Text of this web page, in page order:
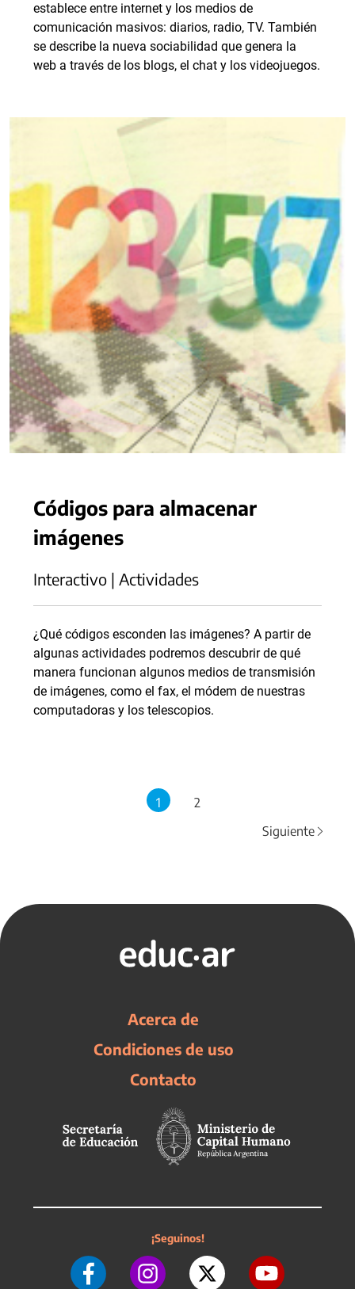
establece entre internet y los medios de
comunicación masivos: diarios, radio, TV. También
se describe la nueva sociabilidad que genera la
web a través de los blogs, el chat y los videojuegos.
Códigos para almacenar
imágenes
Interactivo | Actividades
¿Qué códigos esconden las imágenes? A partir de
algunas actividades podremos descubrir de qué
manera funcionan algunos medios de transmisión
de imágenes, como el fax, el módem de nuestras
computadoras y los telescopios.
1
2
Siguiente
Acerca de
Condiciones de uso
Contacto
¡Seguinos!